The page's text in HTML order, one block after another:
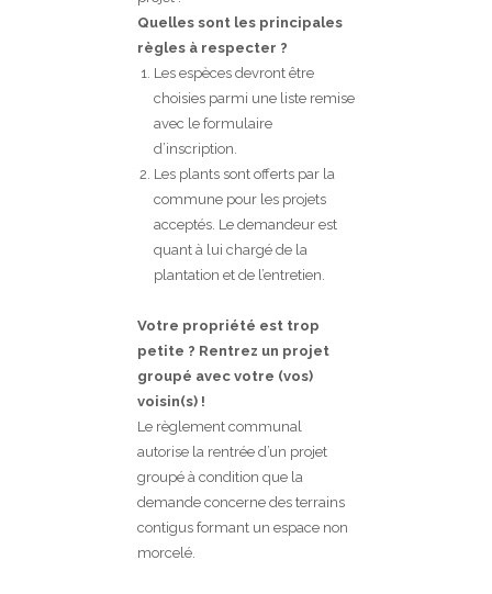
Quelles sont les principales
règles à respecter ?
Les espèces devront être
choisies parmi une liste remise
avec le formulaire
d’inscription.
Les plants sont offerts par la
commune pour les projets
acceptés. Le demandeur est
quant à lui chargé de la
plantation et de l’entretien.
Votre propriété est trop
petite ? Rentrez un projet
groupé avec votre (vos)
voisin(s) !
Le règlement communal
autorise la rentrée d’un projet
groupé à condition que la
demande concerne des terrains
contigus formant un espace non
morcelé.